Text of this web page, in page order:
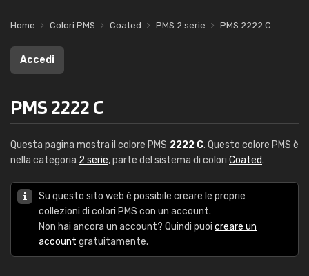
Home Colori PMS Coated PMS 2 serie PMS 2222 C
Accedi
PMS 2222 C
Questa pagina mostra il colore PMS 2222 C. Questo colore PMS è
nella categoria 2 serie, parte del sistema di colori Coated.
Su questo sito web è possibile creare le proprie
collezioni di colori PMS con un account.
Non hai ancora un account? Quindi puoi creare un
account gratuitamente.